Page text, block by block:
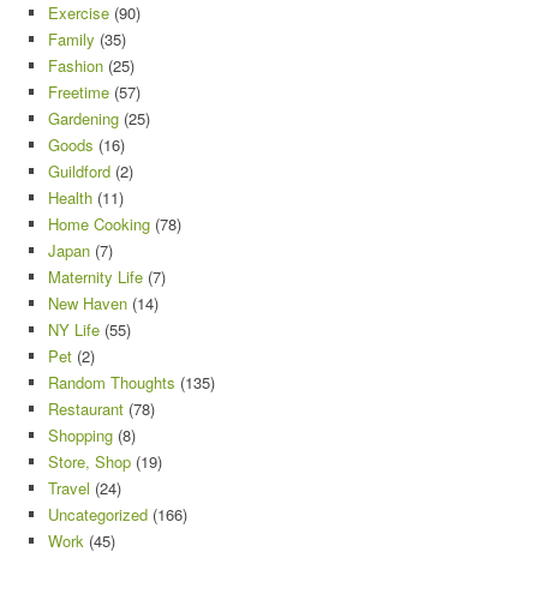
Exercise (90)
Family (35)
Fashion (25)
Freetime (57)
Gardening (25)
Goods (16)
Guildford (2)
Health (11)
Home Cooking (78)
Japan (7)
Maternity Life (7)
New Haven (14)
NY Life (55)
Pet (2)
Random Thoughts (135)
Restaurant (78)
Shopping (8)
Store, Shop (19)
Travel (24)
Uncategorized (166)
Work (45)